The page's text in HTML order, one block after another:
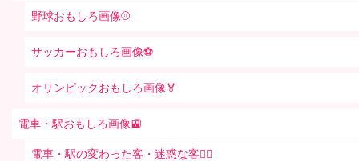
野球おもしろ画像⚾
サッカーおもしろ画像⚽️
オリンピックおもしろ画像🏅
電車・駅おもしろ画像🚉
電車・駅の変わった客・迷惑な客🤦‍♀️